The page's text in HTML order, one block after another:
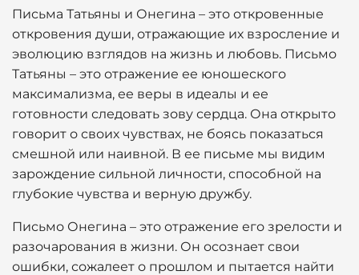
Письма Татьяны и Онегина – это откровенные
откровения души, отражающие их взросление и
эволюцию взглядов на жизнь и любовь. Письмо
Татьяны – это отражение ее юношеского
максимализма, ее веры в идеалы и ее
готовности следовать зову сердца. Она открыто
говорит о своих чувствах, не боясь показаться
смешной или наивной. В ее письме мы видим
зарождение сильной личности, способной на
глубокие чувства и верную дружбу.
Письмо Онегина – это отражение его зрелости и
разочарования в жизни. Он осознает свои
ошибки, сожалеет о прошлом и пытается найти